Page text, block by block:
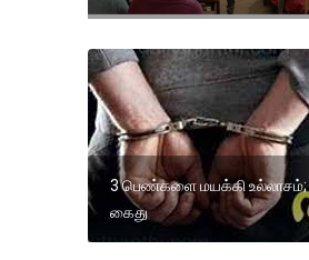
3 பெண்களை மயக்கி உல்லாசம்;
கைது